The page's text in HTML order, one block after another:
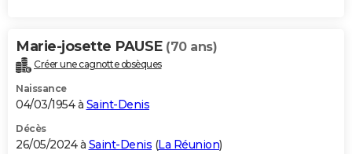
Marie-josette PAUSE (70 ans)
Créer une cagnotte obsèques
Naissance
04/03/1954 à Saint-Denis
Décès
26/05/2024 à Saint-Denis (La Réunion)